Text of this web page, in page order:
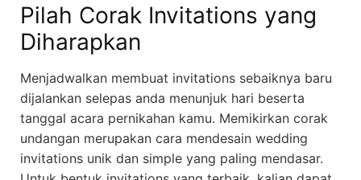
Pilah Corak Invitations yang
Diharapkan
Menjadwalkan membuat invitations sebaiknya baru
dijalankan selepas anda menunjuk hari beserta
tanggal acara pernikahan kamu. Memikirkan corak
undangan merupakan cara mendesain wedding
invitations unik dan simple yang paling mendasar.